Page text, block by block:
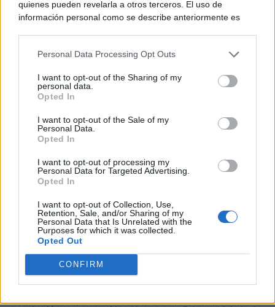
quienes pueden revelarla a otros terceros. El uso de
información personal como se describe anteriormente es
generamos contenido relevante para nuestra audiencia.
recopilación y uso de datos en nuestra Política de
Privacidad.
terceros por nuestra parte, utilice la siguiente opción de
exclusión y confirme su selección. Tenga en cuenta que
después de que se procese su solicitud de exclusión, es
posible que continúe viendo anuncios basados en intereses
basados en la información personal utilizada por nosotros o
en información personal divulgada a terceros antes de su
Puede optar por no participar en la divulgación adicional de
su información personal por parte de terceros en la Lista de
participantes intermedios de la IAB.
Personal Data Processing Opt Outs
I want to opt-out of the Sharing of my
personal data.
Opted In
I want to opt-out of the Sale of my
Personal Data.
Opted In
I want to opt-out of processing my
Personal Data for Targeted Advertising.
Opted In
I want to opt-out of Collection, Use,
Retention, Sale, and/or Sharing of my
Personal Data that Is Unrelated with the
Purposes for which it was collected.
Opted Out
CONFIRM
«remake» de Final Fantasy VIcreado por inteligencia
artificial.
Ver también
4 noviembre, 2019 8:52
なにコレ！？
すごいじゃん
https://t.co/hSfhU9U4rA
— 坂口博信 (@auuo)May 17, 2026